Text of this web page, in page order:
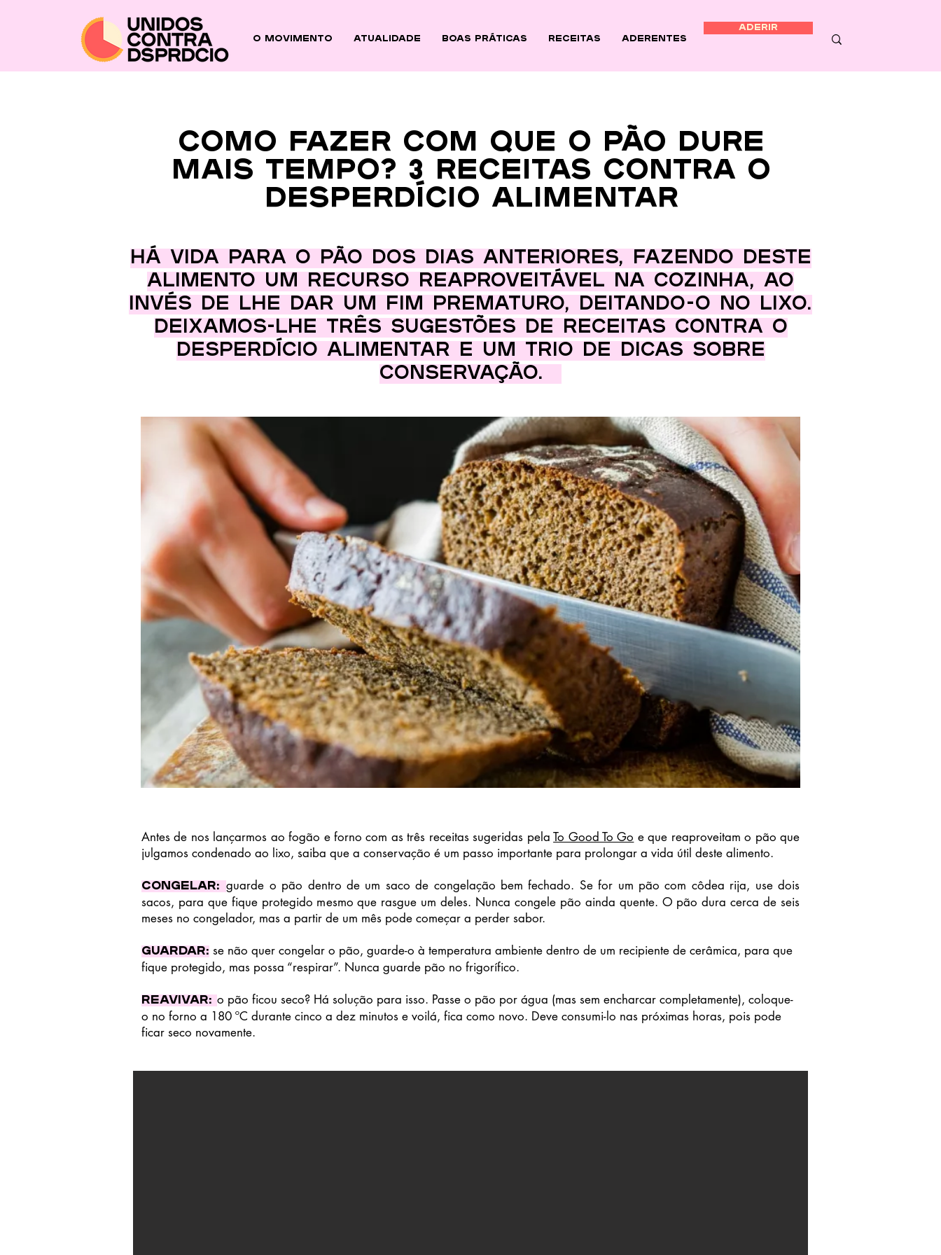
O Movimento ATUALIDADE BOAS PRÁTICAS Receitas Aderentes
ADERIR
Como fazer com que o pão dure
mais tempo? 3 receitas contra o
desperdício alimentar
Há vida para o pão dos dias anteriores, fazendo deste
alimento um recurso reaproveitável na cozinha, ao
invés de lhe dar um fim prematuro, deitando-o no lixo.
Deixamos-lhe três sugestões de receitas contra o
desperdício alimentar e um trio de dicas sobre
conservação.
Antes de nos lançarmos ao fogão e forno com as três receitas sugeridas pelaTo Good To Go e que reaproveitam o pão que
julgamos condenado ao lixo, saiba que a conservação é um passo importante para prolongar a vida útil deste alimento.
Congelar:guarde o pão dentro de um saco de congelação bem fechado. Se for um pão com côdea rija, use dois
sacos, para que fique protegido mesmo que rasgue um deles. Nunca congele pão ainda quente. O pão dura cerca de seis
meses no congelador, mas a partir de um mês pode começar a perder sabor.
Guardar: se não quer congelar o pão, guarde-o à temperatura ambiente dentro de um recipiente de cerâmica, para que
fique protegido, mas possa “respirar”. Nunca guarde pão no frigorífico.
Reavivar: o pão ficou seco? Há solução para isso. Passe o pão por água (mas sem encharcar completamente), coloque-
o no forno a 180 ºC durante cinco a dez minutos e voilá, fica como novo. Deve consumi-lo nas próximas horas, pois pode
ficar seco novamente.